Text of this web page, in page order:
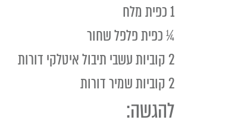
1 כפית מלח
¼ כפית פלפל שחור
2 קוביות עשבי תיבול איטלקי דורות
2 קוביות שמיר דורות
להגשה: